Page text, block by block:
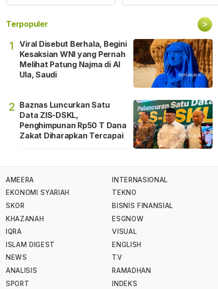
Terpopuler >
1
Viral Disebut Berhala, Begini
Kesaksian WNI yang Pernah
Melihat Patung Najma di Al
Ula, Saudi
2 Baznas Luncurkan Satu
Data ZIS-DSKL,
Penghimpunan Rp50 T Dana
Zakat Diharapkan Tercapai
AMEERA
EKONOMI SYARIAH
SKOR
KHAZANAH
IQRA
ISLAM DIGEST
NEWS
ANALISIS
SPORT
INTERNASIONAL
TEKNO
BISNIS FINANSIAL
ESGNOW
VISUAL
ENGLISH
TV
RAMADHAN
INDEKS